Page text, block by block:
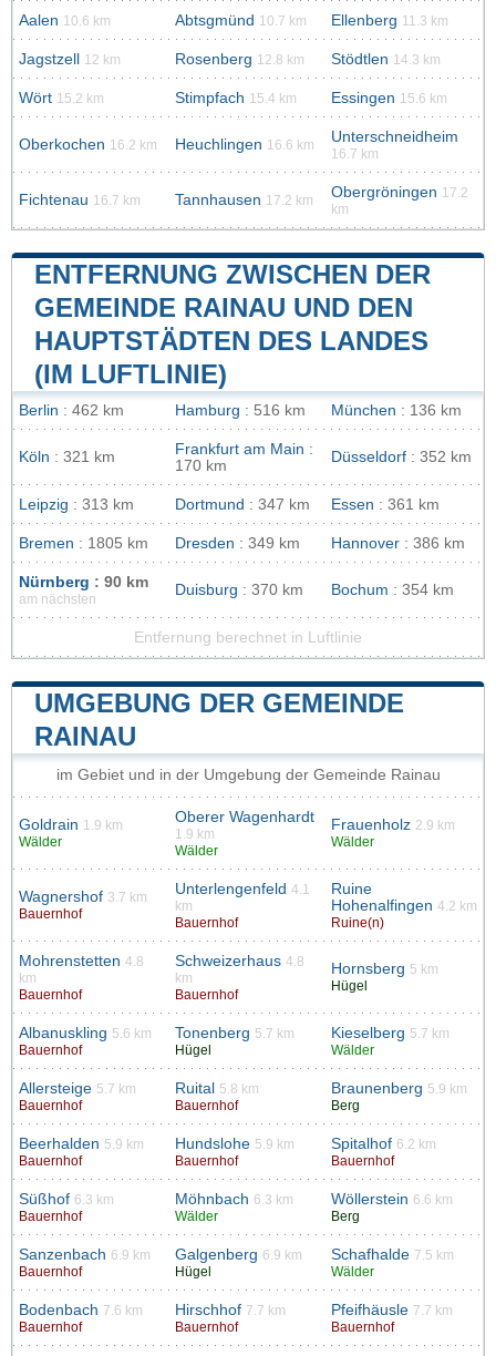
Aalen 10.6 km Abtsgmünd 10.7 km Ellenberg 11.3 km
Jagstzell 12 km Rosenberg 12.8 km Stödtlen 14.3 km
Wört 15.2 km Stimpfach 15.4 km Essingen 15.6 km
Oberkochen 16.2 km Heuchlingen 16.6 km Unterschneidheim
16.7 km
Fichtenau 16.7 km Tannhausen 17.2 km Obergröningen 17.2
km
ENTFERNUNG ZWISCHEN DER
GEMEINDE RAINAU UND DEN
HAUPTSTÄDTEN DES LANDES
(IM LUFTLINIE)
Berlin : 462 km Hamburg : 516 km München : 136 km
Köln : 321 km Frankfurt am Main :
170 km
Düsseldorf : 352 km
Leipzig : 313 km Dortmund : 347 km Essen : 361 km
Bremen : 1805 km Dresden : 349 km Hannover : 386 km
Nürnberg : 90 km
am nächsten
Duisburg : 370 km Bochum : 354 km
Entfernung berechnet in Luftlinie
UMGEBUNG DER GEMEINDE
RAINAU
im Gebiet und in der Umgebung der Gemeinde Rainau
Goldrain 1.9 km
Wälder
Oberer Wagenhardt
1.9 km
Wälder
Frauenholz 2.9 km
Wälder
Wagnershof 3.7 km
Bauernhof
Unterlengenfeld 4.1
km
Bauernhof
Ruine
Hohenalfingen 4.2 km
Ruine(n)
Mohrenstetten 4.8
km
Bauernhof
Schweizerhaus 4.8
km
Bauernhof
Hornsberg 5 km
Hügel
Albanuskling 5.6 km
Bauernhof
Tonenberg 5.7 km
Hügel
Kieselberg 5.7 km
Wälder
Allersteige 5.7 km
Bauernhof
Ruital
5.8 km
Bauernhof
Braunenberg 5.9 km
Berg
Beerhalden 5.9 km
Bauernhof
Hundslohe 5.9 km
Bauernhof
Spitalhof 6.2 km
Bauernhof
Süßhof 6.3 km
Bauernhof
Möhnbach 6.3 km
Wälder
Wöllerstein 6.6 km
Berg
Sanzenbach 6.9 km
Bauernhof
Galgenberg 6.9 km
Hügel
Schafhalde 7.5 km
Wälder
Bodenbach 7.6 km
Bauernhof
Hirschhof 7.7 km
Bauernhof
Pfeifhäusle 7.7 km
Bauernhof